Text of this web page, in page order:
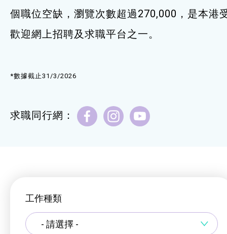
個職位空缺，瀏覽次數超過270,000，是本港
歡迎網上招聘及求職平台之一。
*數據截止31/3/2026
求職同行網：
工作種類
- 請選擇 -